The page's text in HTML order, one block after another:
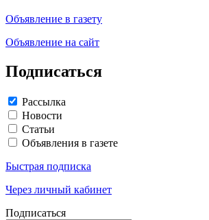
Объявление в газету
Объявление на сайт
Подписаться
Рассылка
Новости
Статьи
Объявления в газете
Быстрая подписка
Через личный кабинет
Подписаться